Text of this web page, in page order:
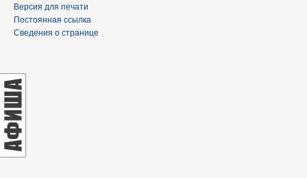
Версия для печати
Постоянная ссылка
Сведения о странице